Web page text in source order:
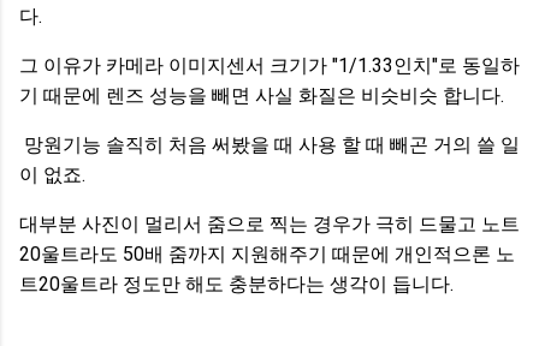
다.
그 이유가 카메라 이미지센서 크기가 "1/1.33인치"로 동일하
기 때문에 렌즈 성능을 빼면 사실 화질은 비슷비슷 합니다.
망원기능 솔직히 처음 써봤을 때 사용 할 때 빼곤 거의 쓸 일
이 없죠.
대부분 사진이 멀리서 줌으로 찍는 경우가 극히 드물고 노트
20울트라도 50배 줌까지 지원해주기 때문에 개인적으론 노
트20울트라 정도만 해도 충분하다는 생각이 듭니다.